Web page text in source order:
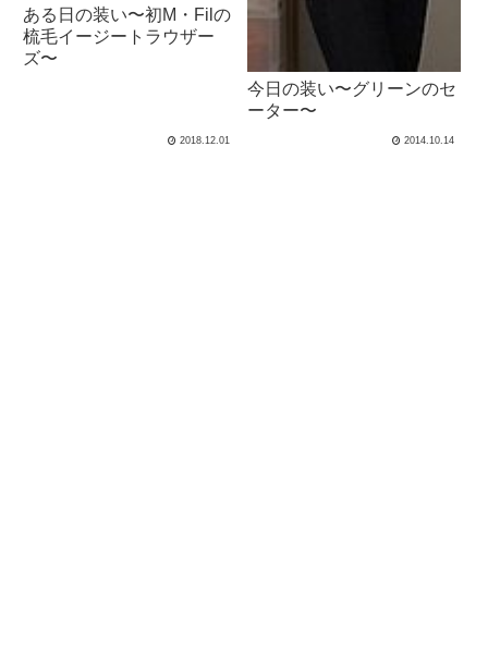
ある日の装い〜初M・Filの
梳毛イージートラウザー
ズ〜
2018.12.01
今日の装い〜グリーンのセ
ーター〜
2014.10.14